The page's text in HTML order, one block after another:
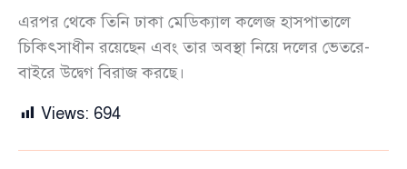
এরপর থেকে তিনি ঢাকা মেডিক্যাল কলেজ হাসপাতালে
চিকিৎসাধীন রয়েছেন এবং তার অবস্থা নিয়ে দলের ভেতরে-
বাইরে উদ্বেগ বিরাজ করছে।
Views: 694